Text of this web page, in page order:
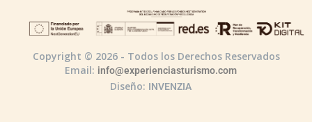
Copyright © 2026 - Todos los Derechos Reservados
Email: info@experienciasturismo.com
Diseño: INVENZIA